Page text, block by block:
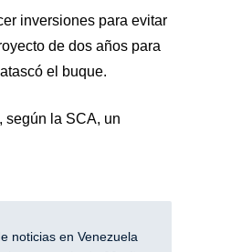
inversiones para evitar
de dos años para
el buque.
según la SCA, un
noticias en Venezuela